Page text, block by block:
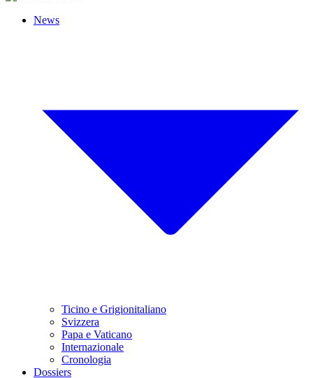
News
Ticino e Grigionitaliano
Svizzera
Papa e Vaticano
Internazionale
Cronologia
Dossiers